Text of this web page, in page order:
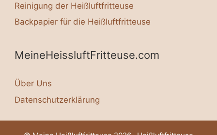
Reinigung der Heißluftfritteuse
Backpapier für die Heißluftfritteuse
MeineHeissluftFritteuse.com
Über Uns
Datenschutzerklärung